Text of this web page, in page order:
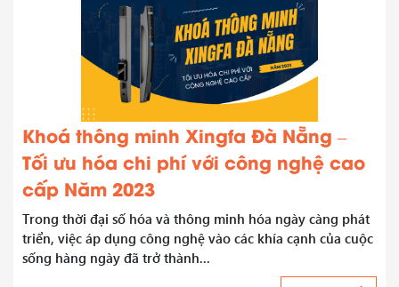
Khoá thông minh Xingfa Đà Nẵng –
Tối ưu hóa chi phí với công nghệ cao
cấp Năm 2023
Trong thời đại số hóa và thông minh hóa ngày càng phát
triển, việc áp dụng công nghệ vào các khía cạnh của cuộc
sống hàng ngày đã trở thành...